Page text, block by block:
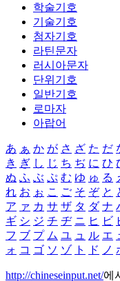
학술기호
기술기호
첨자기호
라틴문자
러시아문자
단위기호
일반기호
로마자
아랍어
あ ぁ か が さ ざ た だ
き ぎ し じ ち ぢ に ひ
ぬ ふ ぶ ぷ む ゆ ゅ る
れ お ぉ こ ご そ ぞ と
ア ァ カ サ ザ タ ダ ナ
ギ シ ジ チ ヂ ニ ヒ ビ
フ ブ プ ム ユ ュ ル エ
ォ コ ゴ ソ ゾ ト ド ノ
http://chineseinput.net/에